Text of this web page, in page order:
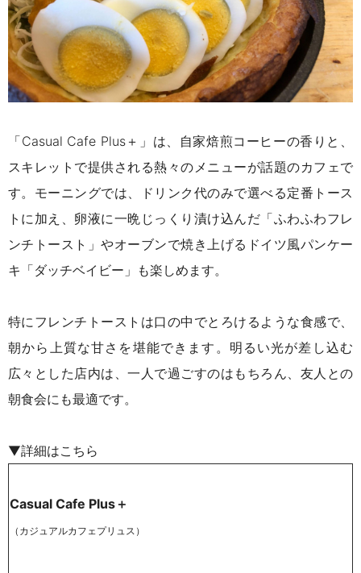
「Casual Cafe Plus＋」は、自家焙煎コーヒーの香りと、
スキレットで提供される熱々のメニューが話題のカフェで
す。モーニングでは、ドリンク代のみで選べる定番トース
トに加え、卵液に一晩じっくり漬け込んだ「ふわふわフレ
ンチトースト」やオーブンで焼き上げるドイツ風パンケー
キ「ダッチベイビー」も楽しめます。
特にフレンチトーストは口の中でとろけるような食感で、
朝から上質な甘さを堪能できます。明るい光が差し込む
広々とした店内は、一人で過ごすのはもちろん、友人との
朝食会にも最適です。
▼詳細はこちら
Casual Cafe Plus＋
（カジュアルカフェプリュス）